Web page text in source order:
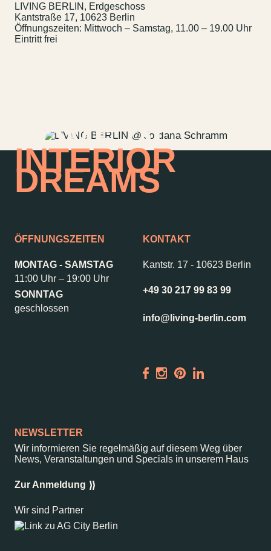
Wedding Planner
Storeplan
Anfahrt & Parken
Nachhaltigkeit
Vermietung
Kantstr. 17 10623Berlin
LIVING BERLIN, Erdgeschoss
Kantstraße 17, 10623 Berlin
Öffnungszeiten: Mittwoch – Samstag, 11.00 – 19.00 Uhr
Eintritt frei
HOME OF
INTERIOR
DREAMS
ÖFFNUNGSZEITEN
MONTAG - SAMSTAG
11:00 Uhr – 19:00 Uhr
SONNTAG
geschlossen
KONTAKT
Kantstr. 17 - 10623 Berlin
+49 30 217 99 83 99
info@living-berlin.com
NEWSLETTER
Wir informieren Sie regelmäßig auf diesem Weg über
News, Veranstaltungen und Specials in unserem Haus
Zur Anmeldung
Wir sind Partner